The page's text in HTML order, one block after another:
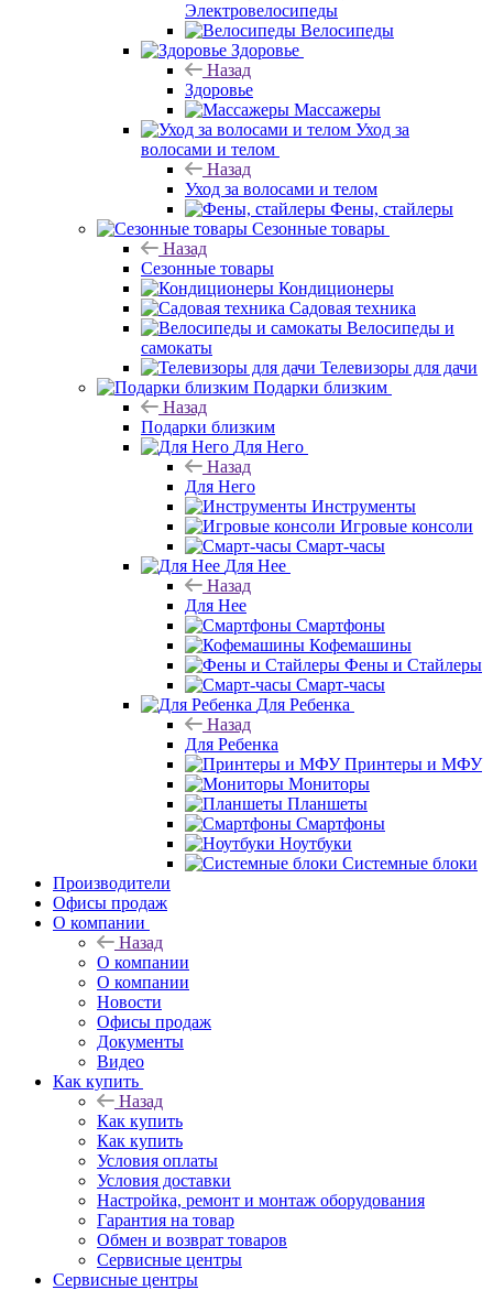
Электровелосипеды
Велосипеды
Здоровье
Назад
Здоровье
Массажеры
Уход за
волосами и телом
Назад
Уход за волосами и телом
Фены, стайлеры
Сезонные товары
Назад
Сезонные товары
Кондиционеры
Садовая техника
Велосипеды и
самокаты
Телевизоры для дачи
Подарки близким
Назад
Подарки близким
Для Него
Назад
Для Него
Инструменты
Игровые консоли
Смарт-часы
Для Нее
Назад
Для Нее
Смартфоны
Кофемашины
Фены и Стайлеры
Смарт-часы
Для Ребенка
Назад
Для Ребенка
Принтеры и МФУ
Мониторы
Планшеты
Смартфоны
Ноутбуки
Системные блоки
Производители
Офисы продаж
О компании
Назад
О компании
О компании
Новости
Офисы продаж
Документы
Видео
Как купить
Назад
Как купить
Как купить
Условия оплаты
Условия доставки
Настройка, ремонт и монтаж оборудования
Гарантия на товар
Обмен и возврат товаров
Сервисные центры
Сервисные центры